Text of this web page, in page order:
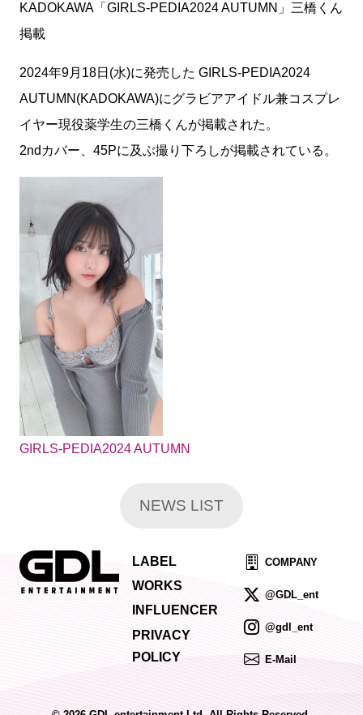
KADOKAWA「GIRLS-PEDIA2024 AUTUMN」三橋くん
掲載
2024年9月18日(水)に発売した GIRLS-PEDIA2024
AUTUMN(KADOKAWA)にグラビアアイドル兼コスプレ
イヤー現役薬学生の三橋くんが掲載された。
2ndカバー、45Pに及ぶ撮り下ろしが掲載されている。
GIRLS-PEDIA2024 AUTUMN
NEWS LIST
LABEL
WORKS
INFLUENCER
PRIVACY
POLICY
COMPANY
@GDL_ent
@gdl_ent
E-Mail